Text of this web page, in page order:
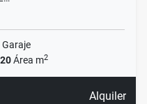
Garaje
Área m2
Alquiler